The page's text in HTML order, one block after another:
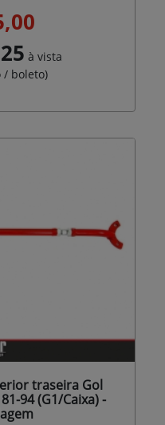
à vista
/ boleto)
traseira Gol
94 (G1/Caixa) -